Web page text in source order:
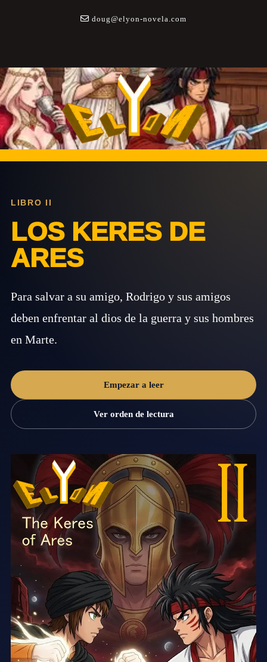
doug@elyon-novela.com
LIBRO II
LOS KERES DE
ARES
Para salvar a su amigo, Rodrigo y sus amigos
deben enfrentar al dios de la guerra y sus hombres
en Marte.
Empezar a leer
Ver orden de lectura